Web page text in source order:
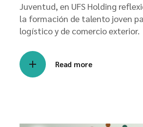
Juventud, en UFS Holding
la formación de talento joven
logístico y de comercio exterior.
Read more